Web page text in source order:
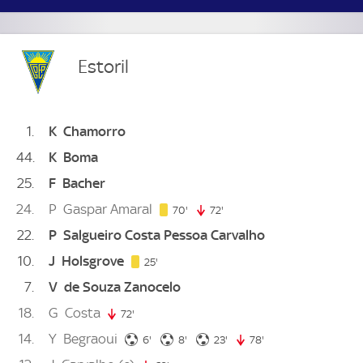
Estoril
1 K Chamorro
44
K Boma
25
F Bacher
24
P Gaspar Amaral 70' 70. minute
72'
22 P Salgueiro Costa Pessoa Carvalho
10
J Holsgrove 25'
7 V de Souza Zanocelo
18
G Costa 72'
14 Y Begraoui 6' 6. minute
8' 8. minute
23' 23. minute
78'